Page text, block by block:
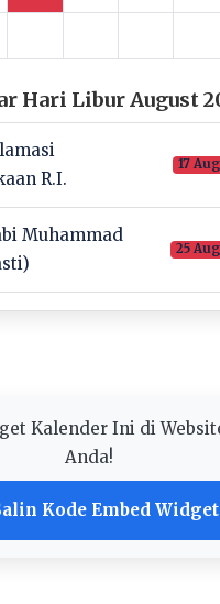
Hari Libur August
R.I.
17
Muhammad
25
Kalender Ini di
Anda!
Kode Embed Widget